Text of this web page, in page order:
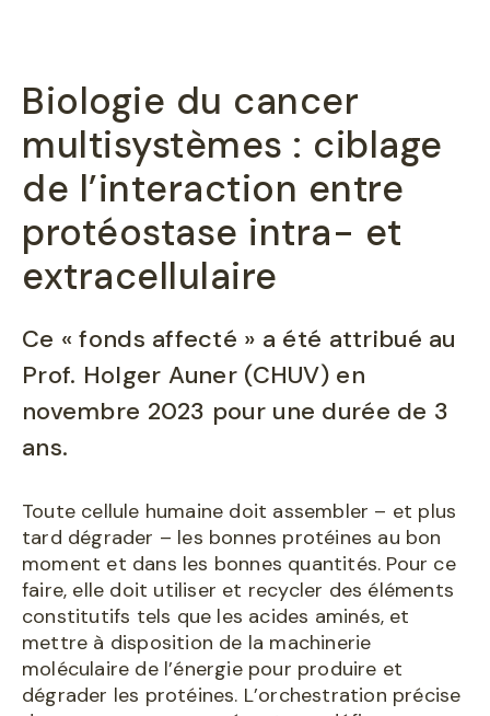
Biologie du cancer
multisystèmes : ciblage
de l’interaction entre
protéostase intra- et
extracellulaire
Ce « fonds affecté » a été attribué au
Prof. Holger Auner (CHUV) en
novembre 2023 pour une durée de 3
ans.
Toute cellule humaine doit assembler – et plus
tard dégrader – les bonnes protéines au bon
moment et dans les bonnes quantités. Pour ce
faire, elle doit utiliser et recycler des éléments
constitutifs tels que les acides aminés, et
mettre à disposition de la machinerie
moléculaire de l’énergie pour produire et
dégrader les protéines. L’orchestration précise